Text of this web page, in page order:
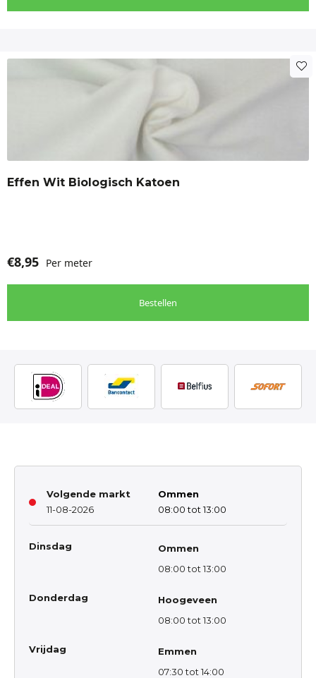
Effen Wit Biologisch Katoen
€8,95 Per meter
Bestellen
Volgende markt
11-08-2026
Ommen
08:00 tot 13:00
Dinsdag
Ommen
08:00 tot 13:00
Donderdag
Hoogeveen
08:00 tot 13:00
Vrijdag
Emmen
07:30 tot 14:00